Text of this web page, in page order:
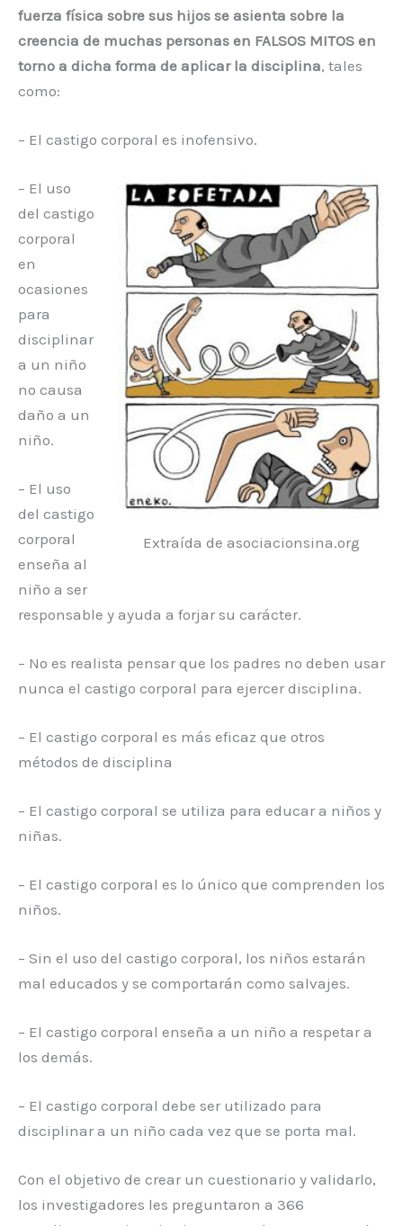
fuerza física sobre sus hijos se asienta sobre la
creencia de muchas personas en FALSOS MITOS en
torno a dicha forma de aplicar la disciplina, tales
como:
– El castigo corporal es inofensivo.
Extraída de asociacionsina.org
– El uso
del castigo
corporal
en
ocasiones
para
disciplinar
a un niño
no causa
daño a un
niño.
– El uso
del castigo
corporal
enseña al
niño a ser
responsable y ayuda a forjar su carácter.
– No es realista pensar que los padres no deben usar
nunca el castigo corporal para ejercer disciplina.
– El castigo corporal es más eficaz que otros
métodos de disciplina
– El castigo corporal se utiliza para educar a niños y
niñas.
– El castigo corporal es lo único que comprenden los
niños.
– Sin el uso del castigo corporal, los niños estarán
mal educados y se comportarán como salvajes.
– El castigo corporal enseña a un niño a respetar a
los demás.
– El castigo corporal debe ser utilizado para
disciplinar a un niño cada vez que se porta mal.
Con el objetivo de crear un cuestionario y validarlo,
los investigadores les preguntaron a 366